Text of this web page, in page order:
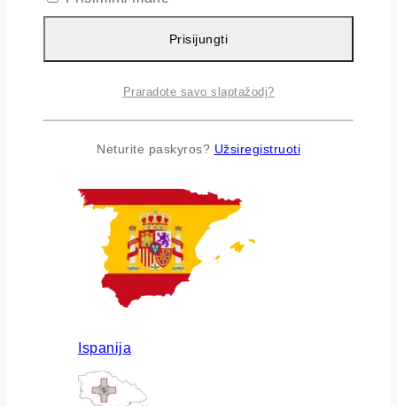
Airija
Ispanija
Prisijungti
Praradote savo slaptažodį?
Neturite paskyros? Užsiregistruoti